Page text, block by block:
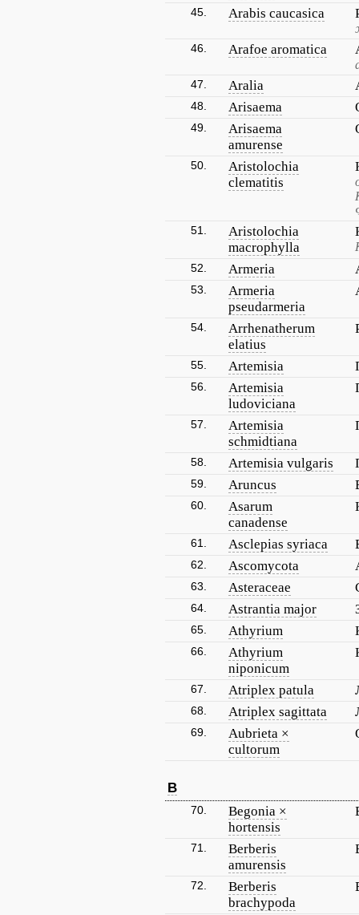
45. Arabis caucasica
46. Arafoe aromatica
47. Aralia
48. Arisaema
49.
Arisaema
amurense
50.
Aristolochia
clematitis
51.
Aristolochia
macrophylla
52. Armeria
53.
Armeria
pseudarmeria
54.
Arrhenatherum
elatius
55. Artemisia
56.
Artemisia
ludoviciana
57.
Artemisia
schmidtiana
58. Artemisia vulgaris
59. Aruncus
60.
Asarum
canadense
61. Asclepias syriaca
62. Ascomycota
63. Asteraceae
64. Astrantia major
65. Athyrium
66.
Athyrium
niponicum
67. Atriplex patula
68. Atriplex sagittata
69.
Aubrieta ×
cultorum
B
70.
Begonia ×
hortensis
71.
Berberis
amurensis
72.
Berberis
brachypoda